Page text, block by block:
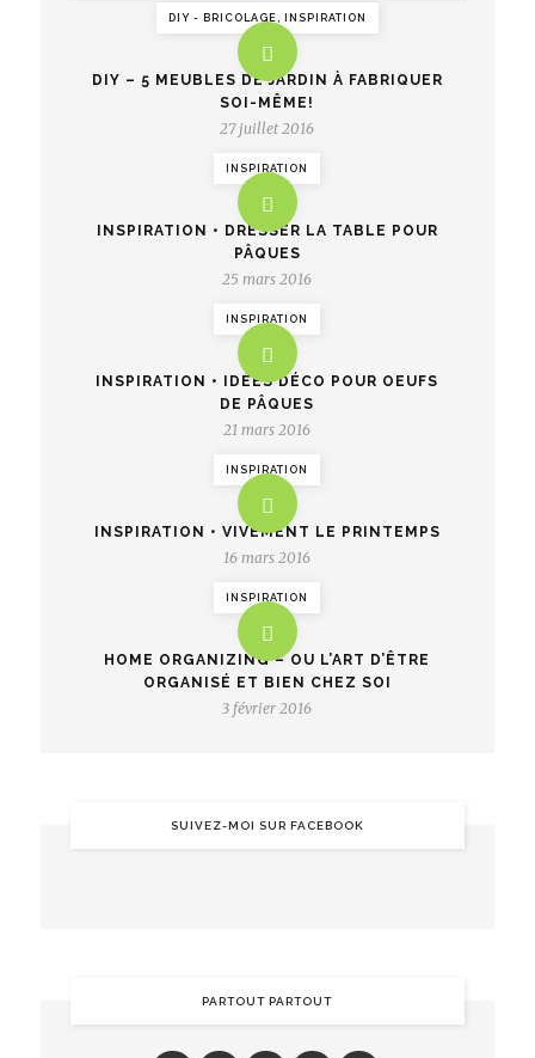
DIY - BRICOLAGE, INSPIRATION
DIY – 5 MEUBLES DE JARDIN À FABRIQUER
SOI-MÊME!
27 juillet 2016
INSPIRATION
INSPIRATION • DRESSER LA TABLE POUR
PÂQUES
25 mars 2016
INSPIRATION
INSPIRATION • IDÉES DÉCO POUR OEUFS
DE PÂQUES
21 mars 2016
INSPIRATION
INSPIRATION • VIVEMENT LE PRINTEMPS
16 mars 2016
INSPIRATION
HOME ORGANIZING – OU L’ART D’ÊTRE
ORGANISÉ ET BIEN CHEZ SOI
3 février 2016
SUIVEZ-MOI SUR FACEBOOK
PARTOUT PARTOUT